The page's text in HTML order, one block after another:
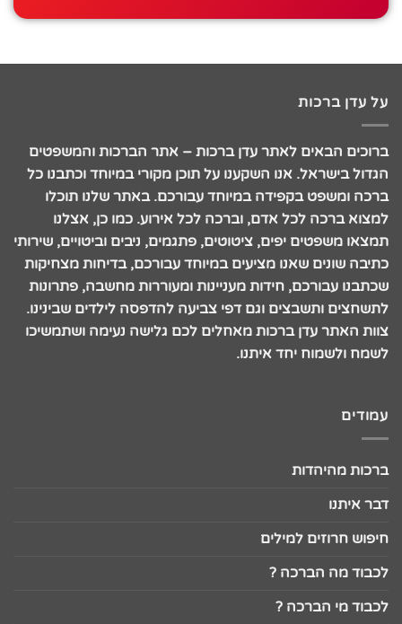
על עדן ברכות
ברוכים הבאים לאתר עדן ברכות – אתר הברכות והמשפטים
הגדול בישראל. אנו השקענו על תוכן מקורי במיוחד וכתבנו כל
ברכה ומשפט בקפידה במיוחד עבורכם. באתר שלנו תוכלו
למצוא ברכה לכל אדם, וברכה לכל אירוע. כמו כן, אצלנו
תמצאו משפטים יפים, ציטוטים, פתגמים, ניבים וביטויים, שירותי
כתיבה שונים שאנו מציעים במיוחד עבורכם, בדיחות מצחיקות
שכתבנו עבורכם, חידות מעניינות ומעוררות מחשבה, פתרונות
לתשחצים ותשבצים וגם דפי צביעה להדפסה לילדים שבינינו.
צוות האתר עדן ברכות מאחלים לכם גלישה נעימה ושתמשיכו
לשמח ולשמוח יחד איתנו.
עמודים
ברכות מהיהדות
דבר איתנו
חיפוש חרוזים למילים
לכבוד מה הברכה ?
לכבוד מי הברכה ?